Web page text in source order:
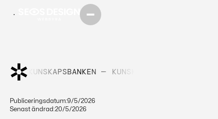
— KUNSKAPSBANKEN — KUNSKAPSBANKEN —
Publiceringsdatum:9/5/2026
Senast ändrad:20/5/2026